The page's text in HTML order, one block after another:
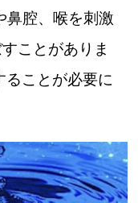
鼻腔、喉を刺激
ことがありま
ることが必要に